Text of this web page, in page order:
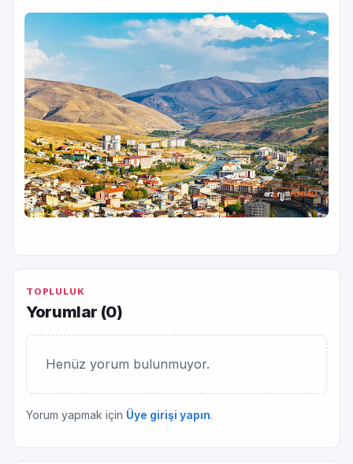
TOPLULUK
Yorumlar (0)
Henüz yorum bulunmuyor.
Yorum yapmak için Üye girişi yapın.